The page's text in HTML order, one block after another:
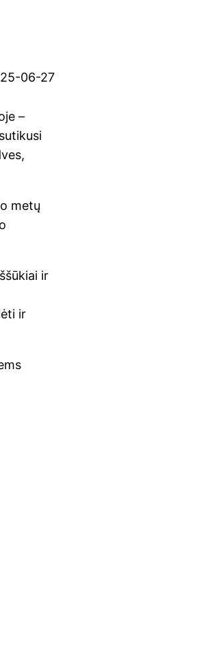
06-27
–
metų
ir
ir